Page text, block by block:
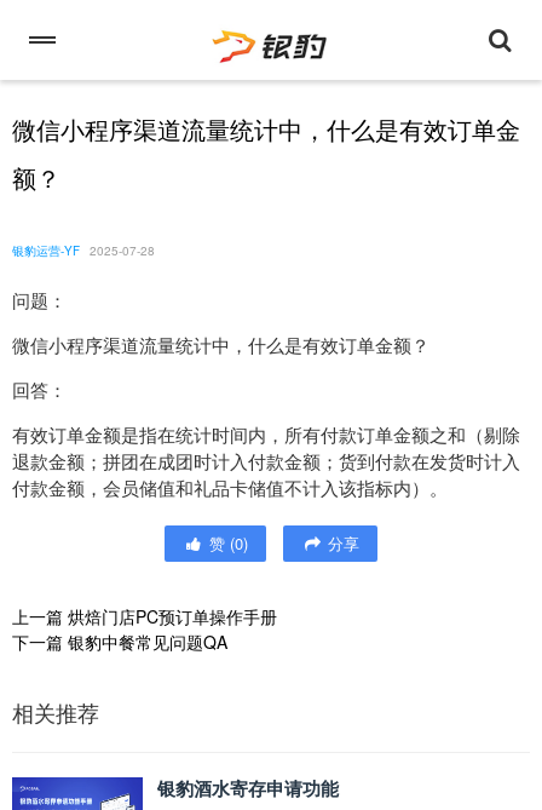
微信小程序渠道流量统计中，什么是有效订单金
额？
银豹运营-YF 2025-07-28
问题：
微信小程序渠道流量统计中，什么是有效订单金额？
回答：
有效订单金额是指在统计时间内，所有付款订单金额之和（剔除
退款金额；拼团在成团时计入付款金额；货到付款在发货时计入
付款金额，会员储值和礼品卡储值不计入该指标内）。
赞 (0) 分享
上一篇 烘焙门店PC预订单操作手册
下一篇 银豹中餐常见问题QA
相关推荐
银豹酒水寄存申请功能